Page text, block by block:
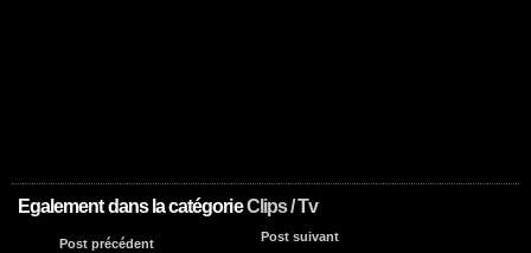
Egalement dans la catégorieClips / Tv
Post précédent
Post suivant